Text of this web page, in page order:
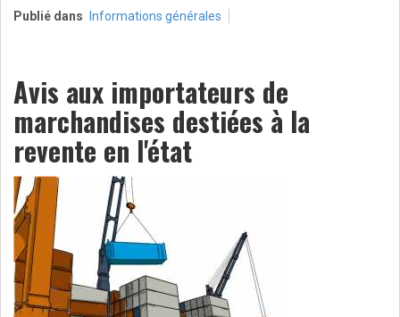
Publié dans Informations générales
Avis aux importateurs de
marchandises destiées à la
revente en l'état